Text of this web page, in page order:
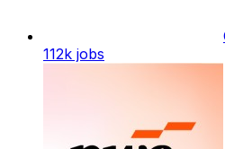
112k jobs